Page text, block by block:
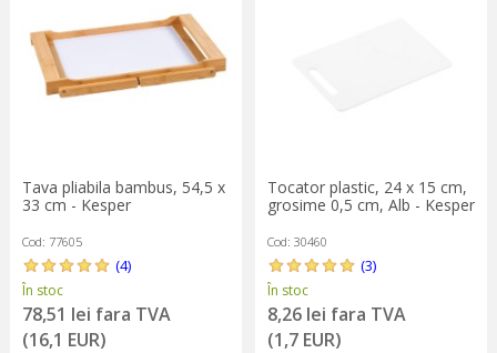
Tava pliabila bambus, 54,5 x
33 cm - Kesper
Cod: 77605
(4)
În stoc
78,51 lei fara TVA
(16,1 EUR)
Tocator plastic, 24 x 15 cm,
grosime 0,5 cm, Alb - Kesper
Cod: 30460
(3)
În stoc
8,26 lei fara TVA
(1,7 EUR)